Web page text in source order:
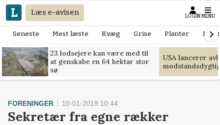
Læs e-avisen LOGIN MENU
Seneste Mest læste Kvæg Grise Planter
23 lodsejere kan være med til
at genskabe en 64 hektar stor
sø
USA lancerer
FORENINGER 10-01-2019 10:44
Sekretær fra egne rækker